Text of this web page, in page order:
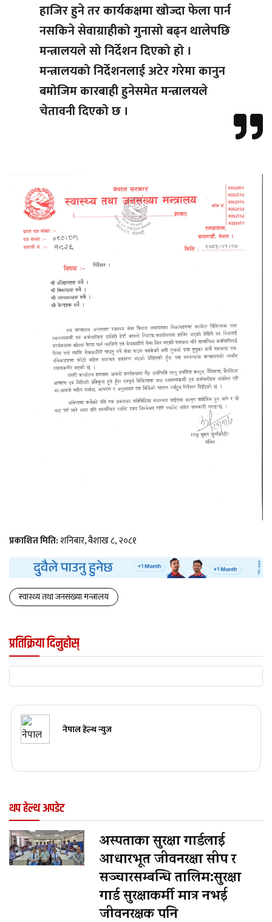
हाजिर हुने तर कार्यकक्षमा खोज्दा फेला पार्न
नसकिने सेवाग्राहीको गुनासो बढ्न थालेपछि
मन्त्रालयले सो निर्देशन दिएको हो ।
मन्त्रालयको निर्देशनलाई अटेर गरेमा कानुन
बमोजिम कारबाही हुनेसमेत मन्त्रालयले
चेतावनी दिएको छ ।
प्रकाशित मिति:शनिबार, वैशाख ८, २०८१
स्वास्थ्य तथा जनसंख्या मन्त्रालय
प्रतिक्रिया दिनुहोस्
नेपाल हेल्थ न्युज
थप हेल्थ अपडेट
अस्पताका सुरक्षा गार्डलाई
आधारभूत जीवनरक्षा सीप र
सञ्चारसम्बन्धि तालिम:सुरक्षा
गार्ड सुरक्षाकर्मी मात्र नभई
जीवनरक्षक पनि